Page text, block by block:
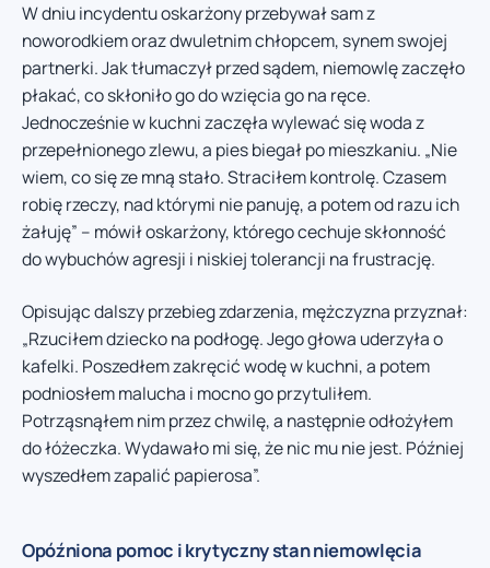
W dniu incydentu oskarżony przebywał sam z
noworodkiem oraz dwuletnim chłopcem, synem swojej
partnerki. Jak tłumaczył przed sądem, niemowlę zaczęło
płakać, co skłoniło go do wzięcia go na ręce.
Jednocześnie w kuchni zaczęła wylewać się woda z
przepełnionego zlewu, a pies biegał po mieszkaniu. „Nie
wiem, co się ze mną stało. Straciłem kontrolę. Czasem
robię rzeczy, nad którymi nie panuję, a potem od razu ich
żałuję” – mówił oskarżony, którego cechuje skłonność
do wybuchów agresji i niskiej tolerancji na frustrację.
Opisując dalszy przebieg zdarzenia, mężczyzna przyznał:
„Rzuciłem dziecko na podłogę. Jego głowa uderzyła o
kafelki. Poszedłem zakręcić wodę w kuchni, a potem
podniosłem malucha i mocno go przytuliłem.
Potrząsnąłem nim przez chwilę, a następnie odłożyłem
do łóżeczka. Wydawało mi się, że nic mu nie jest. Później
wyszedłem zapalić papierosa”.
Opóźniona pomoc i krytyczny stan niemowlęcia